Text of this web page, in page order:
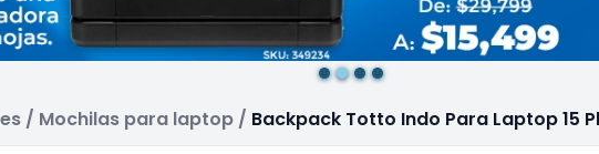
/ Mochilas para laptop / Backpack Totto Indo Para Laptop 15